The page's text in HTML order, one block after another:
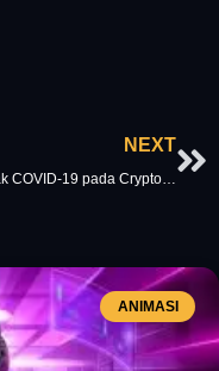
NEXT
Dampak COVID-19 pada Cryptocurrency: Menganalisis Aset Digital
ANIMASI